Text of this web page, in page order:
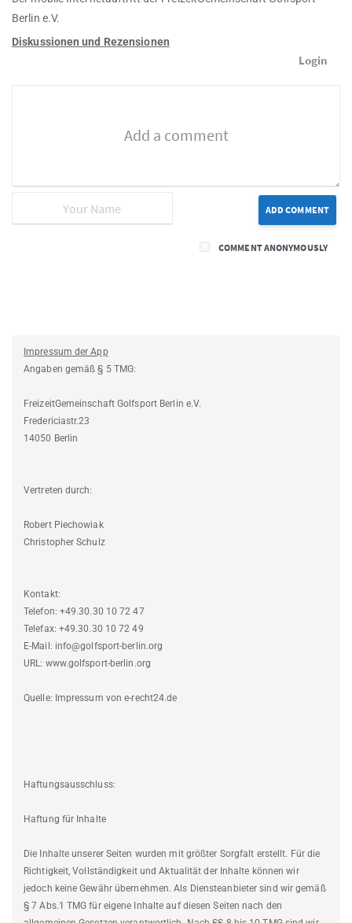
Berlin e.V.
Diskussionen und Rezensionen
Login
ADD COMMENT
COMMENT ANONYMOUSLY
Impressum der App
Angaben gemäß § 5 TMG:
FreizeitGemeinschaft Golfsport Berlin e.V.
Fredericiastr.23
14050 Berlin
Vertreten durch:
Robert Piechowiak
Christopher Schulz
Kontakt:
Telefon: +49.30.30 10 72 47
Telefax: +49.30.30 10 72 49
E-Mail: info@golfsport-berlin.org
URL: www.golfsport-berlin.org
Quelle: Impressum von e-recht24.de
Haftungsausschluss:
Haftung für Inhalte
Die Inhalte unserer Seiten wurden mit größter Sorgfalt erstellt. Für die
Richtigkeit, Vollständigkeit und Aktualität der Inhalte können wir
jedoch keine Gewähr übernehmen. Als Diensteanbieter sind wir gemäß
§ 7 Abs.1 TMG für eigene Inhalte auf diesen Seiten nach den